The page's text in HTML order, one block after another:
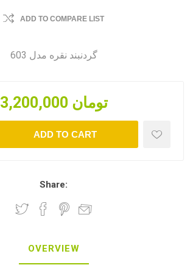
ADD TO COMPARE LIST
گردنبند نقره مدل 603
3,200,000 تومان
ADD TO CART
Share:
OVERVIEW